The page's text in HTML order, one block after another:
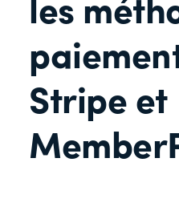
les
Stripe et